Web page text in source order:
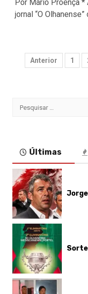
Por Mário Proença
jornal “O
Paginação
Anterior 1
Pesquisar
Últimas
Jorge